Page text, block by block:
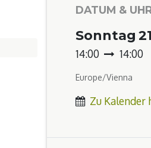
DATUM &
Sonntag
14:00 14:00
Europe/Vienna
Zu Kalender